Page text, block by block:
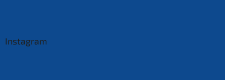
Instagram